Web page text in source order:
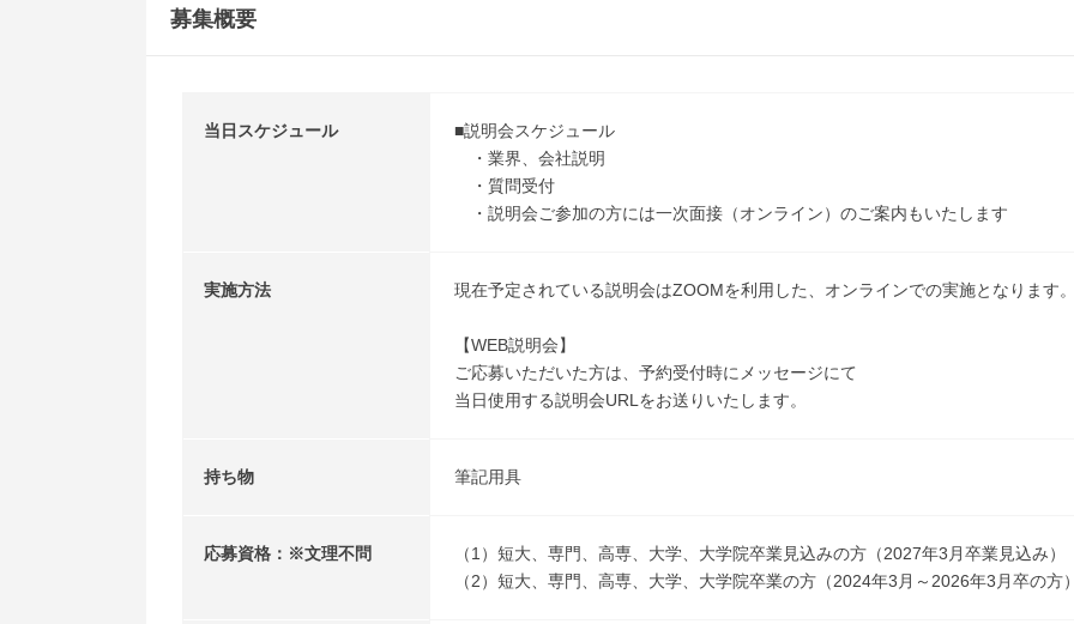
募集概要
当日スケジュール
■説明会スケジュール
・業界、会社説明
・質問受付
・説明会ご参加の方には一次面接（オンライン）のご案内もいたします
実施方法 現在予定されている説明会はZOOMを利用した、オンラインでの実施となります
【WEB説明会】
ご応募いただいた方は、予約受付時にメッセージにて
当日使用する説明会URLをお送りいたします。
持ち物 筆記用具
応募資格：※文理不問
（1）短大、専門、高専、大学、大学院卒業見込みの方（2027年3月卒業見込み）
（2）短大、専門、高専、大学、大学院卒業の方（2024年3月～2026年3月卒の方